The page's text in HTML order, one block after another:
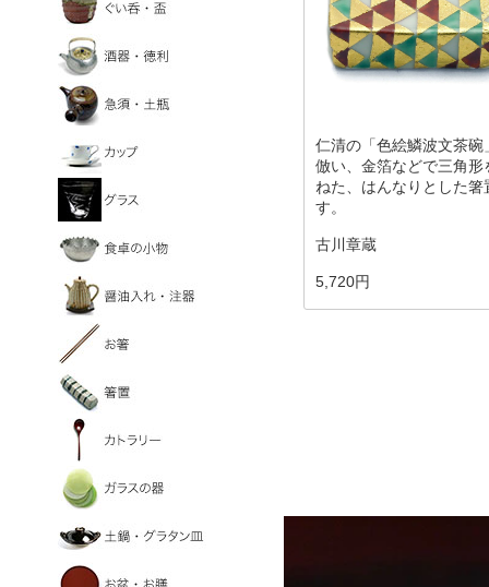
仁清の「色絵鱗波文茶碗
倣い、金箔などで三角形
ねた、はんなりとした箸
す。
古川章蔵
5,720円